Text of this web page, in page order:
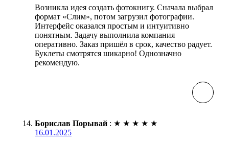
Возникла идея создать фотокнигу. Сначала выбрал
формат «Слим», потом загрузил фотографии.
Интерфейс оказался простым и интуитивно
понятным. Задачу выполнила компания
оперативно. Заказ пришёл в срок, качество радует.
Буклеты смотрятся шикарно! Однозначно
рекомендую.
Борислав Порывай : ★ ★ ★ ★ ★
16.01.2025